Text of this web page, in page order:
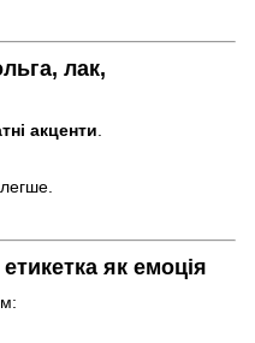
лак,
акценти
як емоція